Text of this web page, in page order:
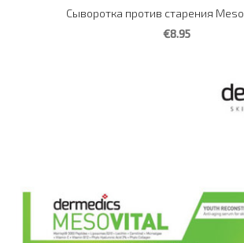
Сыворотка против старения
€8.95